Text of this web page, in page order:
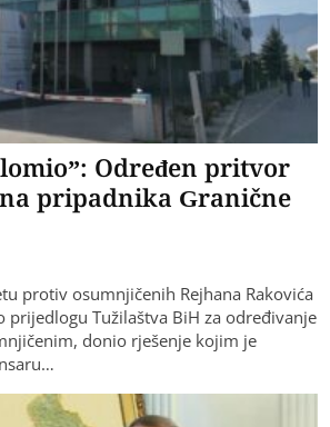
Određen pritvor
pripadnika Granične
protiv osumnjičenih Rejhana Rakovića
prijedlogu Tužilaštva BiH za određivanje
donio rješenje kojim je